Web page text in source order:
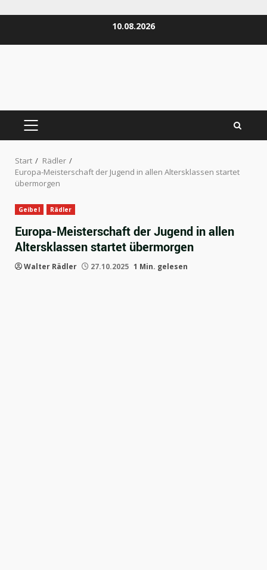
10.08.2026
PRIMÄRES
Start
Rädler
Europa-Meisterschaft der Jugend in allen Altersklassen startet
übermorgen
Geibel Rädler
Europa-Meisterschaft der Jugend in allen
Altersklassen startet übermorgen
Walter Rädler 27.10.2025 1 Min. gelesen